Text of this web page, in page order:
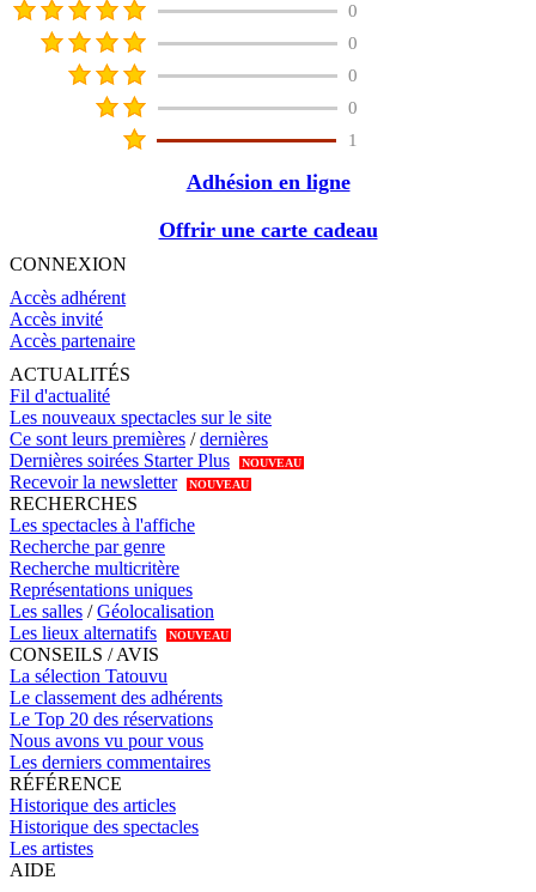
0
0
0
0
1
Adhésion en ligne
Offrir une carte cadeau
CONNEXION
Accès adhérent
Accès invité
Accès partenaire
ACTUALITÉS
Fil d'actualité
Les nouveaux spectacles sur le site
Ce sont leurs premières /dernières
Dernières soirées Starter Plus
NOUVEAU
Recevoir la newsletter NOUVEAU
RECHERCHES
Les spectacles à l'affiche
Recherche par genre
Recherche multicritère
Représentations uniques
Les salles /Géolocalisation
Les lieux alternatifs
NOUVEAU
CONSEILS / AVIS
La sélection Tatouvu
Le classement des adhérents
Le Top 20 des réservations
Nous avons vu pour vous
Les derniers commentaires
RÉFÉRENCE
Historique des articles
Historique des spectacles
Les artistes
AIDE